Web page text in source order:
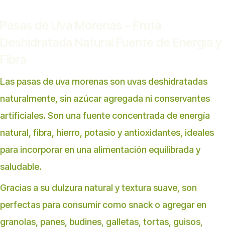
Las pasas de uva morenas son uvas deshidratadas
naturalmente, sin azúcar agregada ni conservantes
artificiales. Son una fuente concentrada de energía
natural, fibra, hierro, potasio y antioxidantes, ideales
para incorporar en una alimentación equilibrada y
saludable.
Gracias a su dulzura natural y textura suave, son
perfectas para consumir como snack o agregar en
granolas, panes, budines, galletas, tortas, guisos,